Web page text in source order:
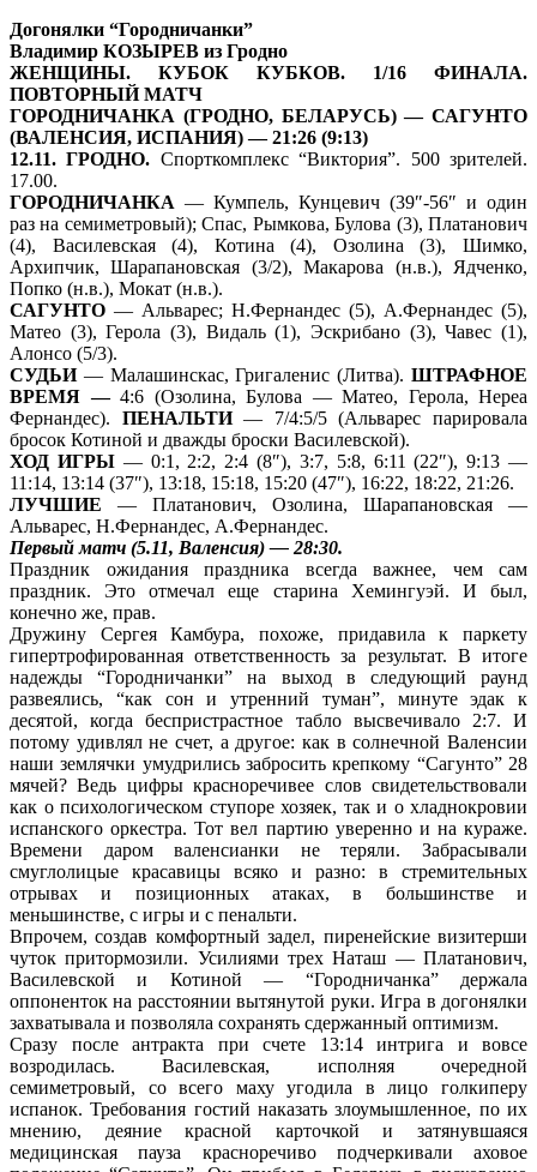
Догонялки “Городничанки”
Владимир КОЗЫРЕВ из Гродно
ЖЕНЩИНЫ. КУБОК КУБКОВ. 1/16 ФИНАЛА.
ПОВТОРНЫЙ МАТЧ
ГОРОДНИЧАНКА (ГРОДНО, БЕЛАРУСЬ) — САГУНТО
(ВАЛЕНСИЯ, ИСПАНИЯ) — 21:26 (9:13)
12.11. ГРОДНО. Спорткомплекс “Виктория”. 500 зрителей.
17.00.
ГОРОДНИЧАНКА — Кумпель, Кунцевич (39″-56″ и один
раз на семиметровый); Спас, Рымкова, Булова (3), Платанович
(4), Василевская (4), Котина (4), Озолина (3), Шимко,
Архипчик, Шарапановская (3/2), Макарова (н.в.), Ядченко,
Попко (н.в.), Мокат (н.в.).
САГУНТО — Альварес; Н.Фернандес (5), А.Фернандес (5),
Матео (3), Герола (3), Видаль (1), Эскрибано (3), Чавес (1),
Алонсо (5/3).
СУДЬИ — Малашинскас, Григаленис (Литва).ШТРАФНОЕ
ВРЕМЯ — 4:6 (Озолина, Булова — Матео, Герола, Нереа
Фернандес). ПЕНАЛЬТИ—
7/4:5/5 (Альварес парировала
бросок Котиной и дважды броски Василевской).
ХОД ИГРЫ — 0:1, 2:2, 2:4 (8″), 3:7, 5:8, 6:11 (22″), 9:13 —
11:14, 13:14 (37″), 13:18, 15:18, 15:20 (47″), 16:22, 18:22, 21:26.
ЛУЧШИЕ —
Платанович, Озолина, Шарапановская —
Альварес, Н.Фернандес, А.Фернандес.
Первый матч (5.11, Валенсия) — 28:30.
Праздник ожидания праздника всегда важнее, чем сам
праздник. Это отмечал еще старина Хемингуэй. И был,
конечно же, прав.
Дружину Сергея Камбура, похоже, придавила к паркету
гипертрофированная ответственность за результат. В итоге
надежды “Городничанки” на выход в следующий раунд
развеялись, “как сон и утренний туман”, минуте эдак к
десятой, когда беспристрастное табло высвечивало 2:7. И
потому удивлял не счет, а другое: как в солнечной Валенсии
наши землячки умудрились забросить крепкому “Сагунто” 28
мячей? Ведь цифры красноречивее слов свидетельствовали
как о психологическом ступоре хозяек, так и о хладнокровии
испанского оркестра. Тот вел партию уверенно и на кураже.
Времени даром валенсианки не теряли. Забрасывали
смуглолицые красавицы всяко и разно: в стремительных
отрывах и позиционных атаках, в большинстве и
меньшинстве, с игры и с пенальти.
Впрочем, создав комфортный задел, пиренейские визитерши
чуток притормозили. Усилиями трех Наташ — Платанович,
Василевской и Котиной — “Городничанка” держала
оппоненток на расстоянии вытянутой руки. Игра в догонялки
захватывала и позволяла сохранять сдержанный оптимизм.
Сразу после антракта при счете 13:14 интрига и вовсе
возродилась. Василевская, исполняя очередной
семиметровый, со всего маху угодила в лицо голкиперу
испанок. Требования гостий наказать злоумышленное, по их
мнению, деяние красной карточкой и затянувшаяся
медицинская пауза красноречиво подчеркивали аховое